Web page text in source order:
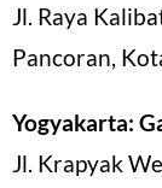
Jl. Raya
Pancoran,
Yogyakarta:
Jl. Krapyak